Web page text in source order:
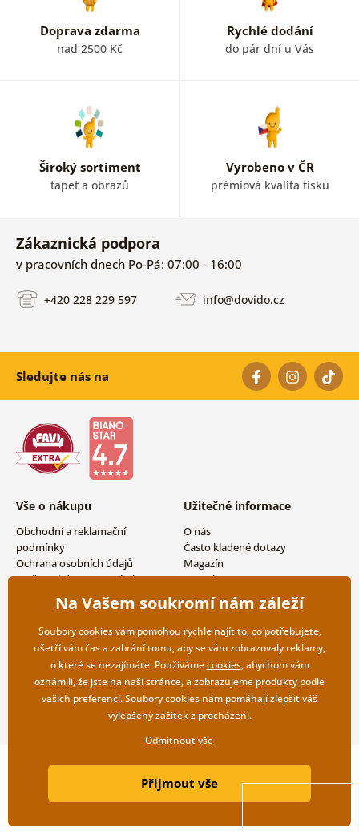
Doprava zdarma
nad 2500 Kč
Rychlé dodání
do pár dní u Vás
Široký sortiment
tapet a obrazů
Vyrobeno v ČR
prémiová kvalita tisku
Zákaznická podpora
v pracovních dnech Po-Pá: 07:00 - 16:00
+420 228 229 597 info@dovido.cz
Sledujte nás na
Vše o nákupu
Obchodní a reklamační
podmínky
Ochrana osobních údajů
Možnosti dopravy a platby
Vrácení zboží
Užitečné informace
O nás
Často kladené dotazy
Magazín
Kontakty
Velkoobchodní spolupráce
Copyright ©2019 © Dovido.cz.
Litvanyi.sk| E-shop vytvořila
Na Vašem soukromí nám záleží
Soubory cookies vám pomohou rychle najít to, co potřebujete,
ušetří vám čas a zabrání tomu, aby se vám zobrazovaly reklamy,
o které se nezajímáte. Používámecookies, abychom vám
oznámili, že jste na naší stránce, a zobrazujeme produkty podle
vašich preferencí. Soubory cookies nám pomáhají zlepšit váš
vylepšený zážitek z procházení.
Odmítnout vše
Přijmout vše